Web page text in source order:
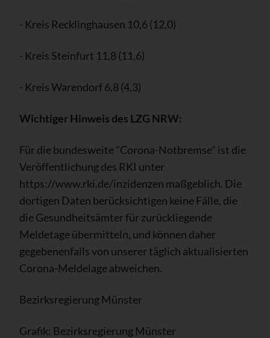
- Kreis Recklinghausen 10,6 (12,0)
- Kreis Steinfurt 11,8 (11,6)
- Kreis Warendorf 6,8 (4,3)
Wichtiger Hinweis des LZG NRW:
Für die bundesweite "Corona-Notbremse" ist die
Veröffentlichung des RKI unter
https://www.rki.de/inzidenzen maßgeblich. Die
dortigen Daten berücksichtigen keine Fälle, die
die Gesundheitsämter für zurückliegende
Meldetage übermitteln, und können daher
gegebenenfalls von unserer täglich aktualisierten
Corona-Meldelage abweichen.
Bezirksregierung Münster
Grafik: Bezirksregierung Münster